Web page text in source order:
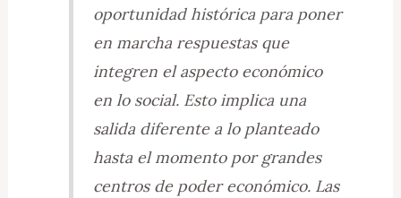
oportunidad histórica para poner
en marcha respuestas que
integren el aspecto económico
en lo social. Esto implica una
salida diferente a lo planteado
hasta el momento por grandes
centros de poder económico. Las